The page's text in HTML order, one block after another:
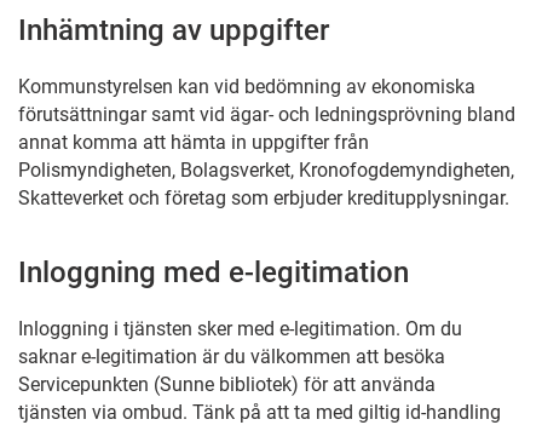
Inhämtning av uppgifter
Kommunstyrelsen kan vid bedömning av ekonomiska
förutsättningar samt vid ägar- och ledningsprövning bland
annat komma att hämta in uppgifter från
Polismyndigheten, Bolagsverket, Kronofogdemyndigheten,
Skatteverket och företag som erbjuder kreditupplysningar.
Inloggning med e-legitimation
Inloggning i tjänsten sker med e-legitimation. Om du
saknar e-legitimation är du välkommen att besöka
Servicepunkten (Sunne bibliotek) för att använda
tjänsten via ombud. Tänk på att ta med giltig id-handling